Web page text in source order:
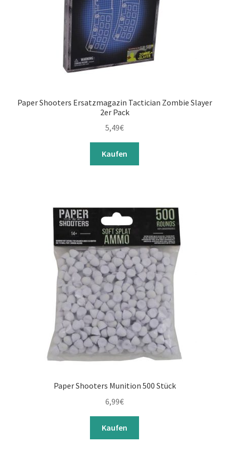
Paper Shooters Ersatzmagazin Tactician Zombie Slayer
2er Pack
5,49€
Kaufen
Paper Shooters Munition 500 Stück
6,99€
Kaufen